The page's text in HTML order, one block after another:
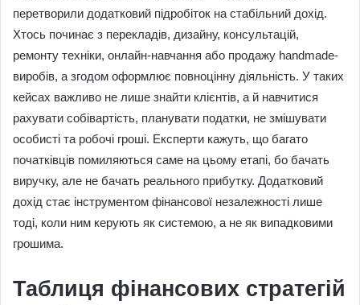
перетворили додатковий підробіток на стабільний дохід.
Хтось починає з перекладів, дизайну, консультацій,
ремонту техніки, онлайн-навчання або продажу handmade-
виробів, а згодом оформлює повноцінну діяльність. У таких
кейсах важливо не лише знайти клієнтів, а й навчитися
рахувати собівартість, планувати податки, не змішувати
особисті та робочі гроші. Експерти кажуть, що багато
початківців помиляються саме на цьому етапі, бо бачать
виручку, але не бачать реального прибутку. Додатковий
дохід стає інструментом фінансової незалежності лише
тоді, коли ним керують як системою, а не як випадковими
грошима.
Таблиця фінансових стратегій